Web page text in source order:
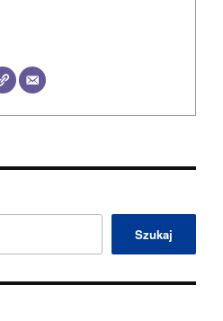
Szukaj